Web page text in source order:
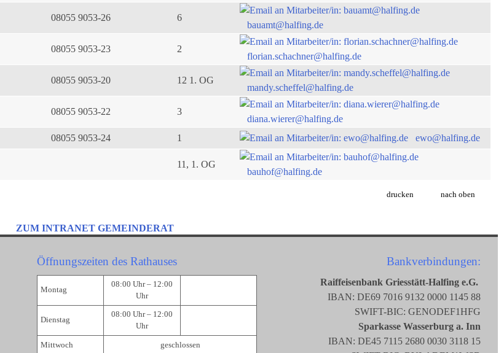
08055 9053-26 6
bauamt@halfing.de
08055 9053-23 2
florian.schachner@halfing.de
08055 9053-20 12 1. OG
mandy.scheffel@halfing.de
08055 9053-22 3
diana.wierer@halfing.de
08055 9053-24 1 ewo@halfing.de
11, 1. OG
bauhof@halfing.de
drucken nach oben
ZUM INTRANET GEMEINDERAT
Öffnungszeiten des Rathauses
Montag
08:00 Uhr – 12:00
Uhr
Dienstag
08:00 Uhr – 12:00
Uhr
Mittwoch geschlossen
Bankverbindungen:
Raiffeisenbank Griesstätt-Halfing e.G.
IBAN: DE69 7016 9132 0000 1145 88
SWIFT-BIC: GENODEF1HFG
Sparkasse Wasserburg a. Inn
IBAN: DE45 7115 2680 0030 3118 15